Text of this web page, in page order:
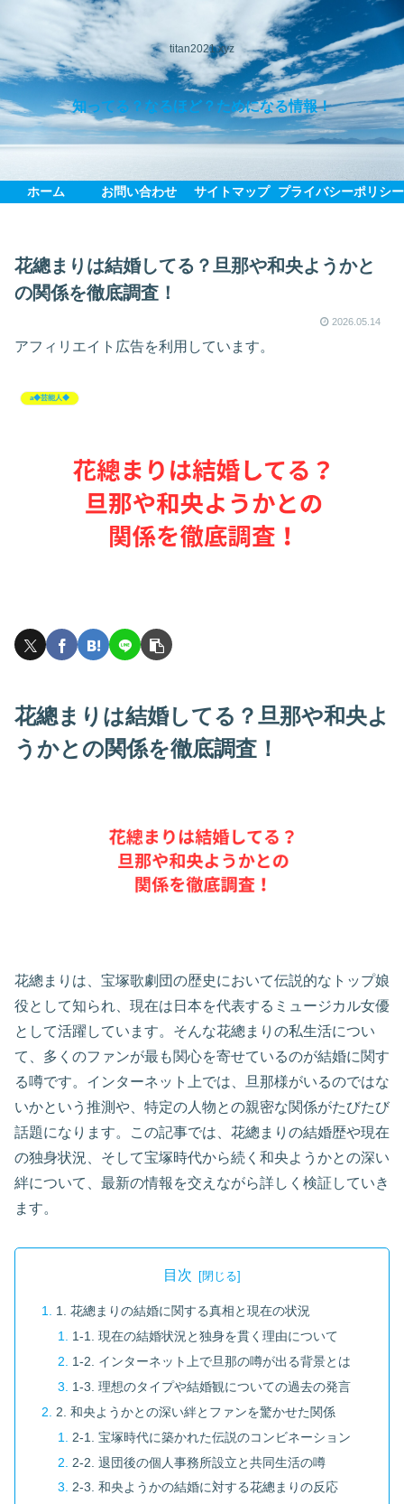
titan2021.xyz
知ってる？なるほど？ためになる情報！
ホーム お問い合わせ サイトマップ プライバシーポリシー
花總まりは結婚してる？旦那や和央ようかと
の関係を徹底調査！
2026.05.14
アフィリエイト広告を利用しています。
a◆芸能人◆
花總まりは結婚してる？旦那や和央よ
うかとの関係を徹底調査！
花總まりは、宝塚歌劇団の歴史において伝説的なトップ娘
役として知られ、現在は日本を代表するミュージカル女優
として活躍しています。そんな花總まりの私生活につい
て、多くのファンが最も関心を寄せているのが結婚に関す
る噂です。インターネット上では、旦那様がいるのではな
いかという推測や、特定の人物との親密な関係がたびたび
話題になります。この記事では、花總まりの結婚歴や現在
の独身状況、そして宝塚時代から続く和央ようかとの深い
絆について、最新の情報を交えながら詳しく検証していき
ます。
目次
1. 花總まりの結婚に関する真相と現在の状況
1-1. 現在の結婚状況と独身を貫く理由について
1-2. インターネット上で旦那の噂が出る背景とは
1-3. 理想のタイプや結婚観についての過去の発言
2. 和央ようかとの深い絆とファンを驚かせた関係
2-1. 宝塚時代に築かれた伝説のコンビネーション
2-2. 退団後の個人事務所設立と共同生活の噂
2-3. 和央ようかの結婚に対する花總まりの反応